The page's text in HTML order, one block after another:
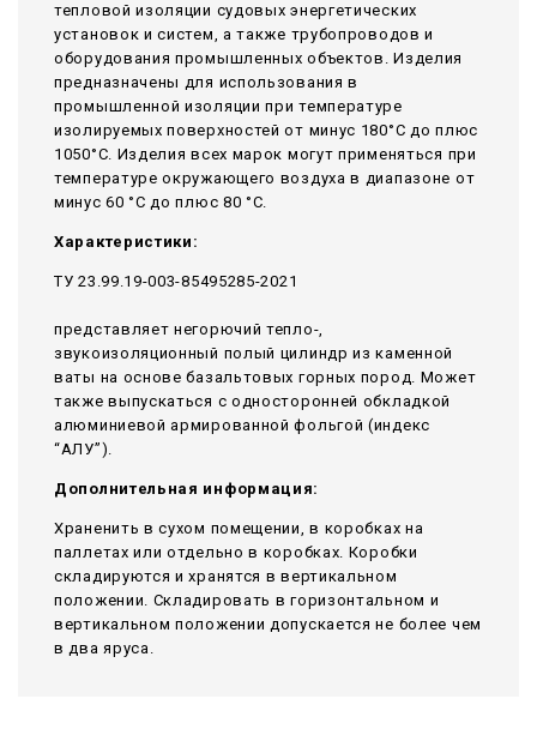
тепловой изоляции судовых энергетических
установок и систем, а также трубопроводов и
оборудования промышленных объектов. Изделия
предназначены для использования в
промышленной изоляции при температуре
изолируемых поверхностей от минус 180°С до плюс
1050°С. Изделия всех марок могут применяться при
температуре окружающего воздуха в диапазоне от
минус 60 °С до плюс 80 °С.
Характеристики:
ТУ 23.99.19-003-85495285-2021
представляет негорючий тепло-,
звукоизоляционный полый цилиндр из каменной
ваты на основе базальтовых горных пород. Может
также выпускаться с односторонней обкладкой
алюминиевой армированной фольгой (индекс
“АЛУ”).
Дополнительная информация:
Храненить в сухом помещении, в коробках на
паллетах или отдельно в коробках. Коробки
складируются и хранятся в вертикальном
положении. Складировать в горизонтальном и
вертикальном положении допускается не более чем
в два яруса.